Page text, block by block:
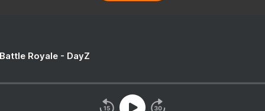
Royale - DayZ